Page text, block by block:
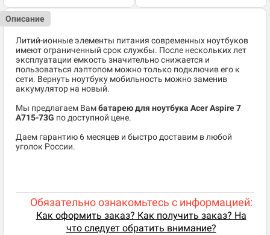
Описание
Литий-ионные элементы питания современных ноутбуков
имеют ограниченный срок службы. После нескольких лет
эксплуатации емкость значительно снижается и
пользоваться лэптопом можно только подключив его к
сети. Вернуть ноутбуку мобильность можно заменив
аккумулятор на новый.
Мы предлагаем Вамбатарею для ноутбука Acer Aspire 7
A715-73G по доступной цене.
Даем гарантию 6 месяцев и быстро доставим в любой
уголок России.
Обязательно ознакомьтесь с информацией:
Как оформить заказ? Как получить заказ? На
что следует обратить внимание?